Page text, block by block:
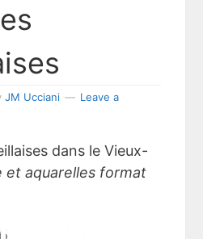
JM Ucciani
Leave a
dans le Vieux-
et aquarelles format